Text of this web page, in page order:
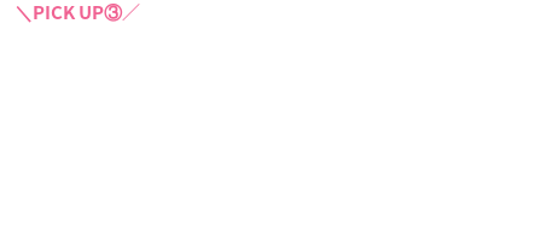
＼PICK UP③／